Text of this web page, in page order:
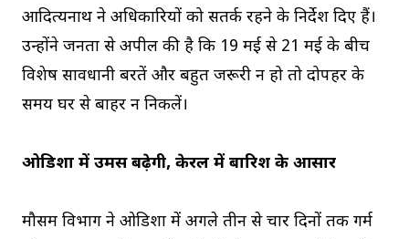
आदित्यनाथ ने अधिकारियों को सतर्क रहने के निर्देश दिए हैं।
उन्होंने जनता से अपील की है कि 19 मई से 21 मई के बीच
विशेष सावधानी बरतें और बहुत जरूरी न हो तो दोपहर के
समय घर से बाहर न निकलें।
ओडिशा में उमस बढ़ेगी, केरल में बारिश के आसार
मौसम विभाग ने ओडिशा में अगले तीन से चार दिनों तक गर्म